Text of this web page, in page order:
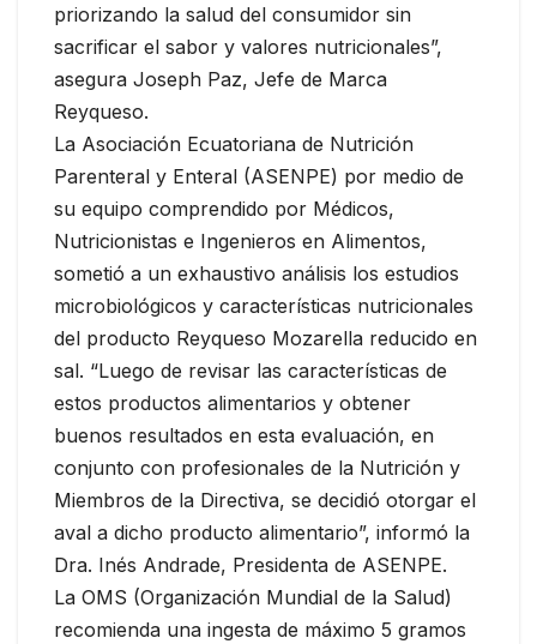
priorizando la salud del consumidor sin
sacrificar el sabor y valores nutricionales”,
asegura Joseph Paz, Jefe de Marca
Reyqueso.
La Asociación Ecuatoriana de Nutrición
Parenteral y Enteral (ASENPE) por medio de
su equipo comprendido por Médicos,
Nutricionistas e Ingenieros en Alimentos,
sometió a un exhaustivo análisis los estudios
microbiológicos y características nutricionales
del producto Reyqueso Mozarella reducido en
sal. “Luego de revisar las características de
estos productos alimentarios y obtener
buenos resultados en esta evaluación, en
conjunto con profesionales de la Nutrición y
Miembros de la Directiva, se decidió otorgar el
aval a dicho producto alimentario”, informó la
Dra. Inés Andrade, Presidenta de ASENPE.
La OMS (Organización Mundial de la Salud)
recomienda una ingesta de máximo 5 gramos